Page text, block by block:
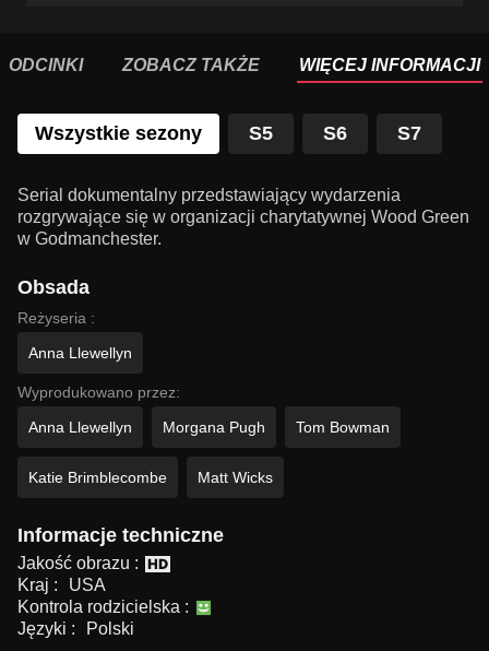
ODCINKI ZOBACZ TAKŻE WIĘCEJ INFORMACJI
Wszystkie sezony S5 S6 S7
Serial dokumentalny przedstawiający wydarzenia
rozgrywające się w organizacji charytatywnej Wood Green
w Godmanchester.
Obsada
Reżyseria :
Anna Llewellyn
Wyprodukowano przez:
Anna Llewellyn
Morgana Pugh Tom Bowman
Katie Brimblecombe Matt Wicks
Informacje techniczne
Jakość obrazu :
Kraj :
USA
Kontrola rodzicielska :
Języki :
Polski